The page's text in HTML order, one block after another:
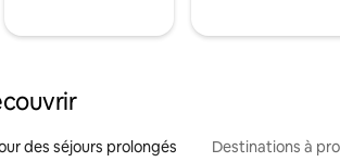
des séjours prolongés Destinations à